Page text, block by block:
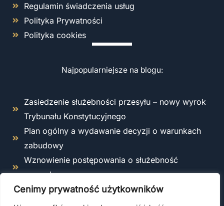
Cenimy prywatność użytkowników
Regulamin świadczenia usług
Polityka Prywatności
Polityka cookies
Najpopularniejsze na blogu:
Zasiedzenie służebności przesyłu – nowy wyrok
Trybunału Konstytucyjnego
Plan ogólny a wydawanie decyzji o warunkach
zabudowy
Wznowienie postępowania o służebność
przesyłu
Odstąpienie od umowy o roboty budowlane –
kiedy i jak można to zrobić zgodnie z prawem?